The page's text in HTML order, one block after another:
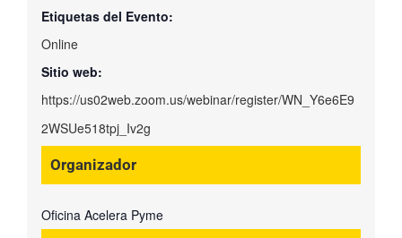
Etiquetas del Evento:
Online
Sitio web:
https://us02web.zoom.us/webinar/register/WN_Y6e6E9
2WSUe518tpj_Iv2g
Organizador
Oficina Acelera Pyme